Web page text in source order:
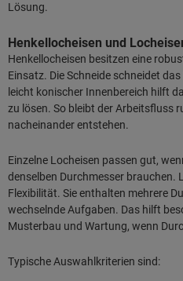
Lösung.
Henkellocheisen und
Henkellocheisen besitzen eine
Einsatz. Die Schneide schneidet
leicht konischer Innenbereich hilft
zu lösen. So bleibt der Arbeitsfluss
nacheinander entstehen.
Einzelne Locheisen passen gut,
denselben Durchmesser brauchen.
Flexibilität. Sie enthalten mehrere
wechselnde Aufgaben. Das hilft
Musterbau und Wartung, wenn
Typische Auswahlkriterien sind: